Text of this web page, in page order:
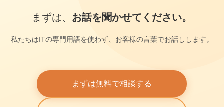
まずは、 お話を聞かせてください。
私たちはITの専門用語を使わず、お客様の言葉でお話しします。
まずは無料で相談する